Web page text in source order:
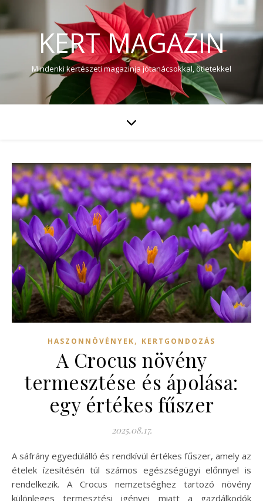
KERT MAGAZIN
Mindenki kertészeti magazinja jótanácsokkal, ötletekkel
HASZONNÖVÉNYEK, KERTGONDOZÁS
A Crocus növény
termesztése és ápolása:
egy értékes fűszer
2025.08.17.
A sáfrány egyedülálló és rendkívül értékes fűszer, amely az
ételek ízesítésén túl számos egészségügyi előnnyel is
rendelkezik. A Crocus nemzetséghez tartozó növény
különleges termesztési igényei miatt a gazdálkodók